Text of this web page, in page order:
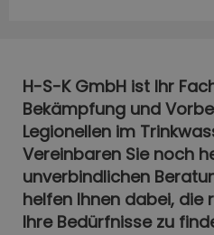
H-S-K GmbH ist Ihr
Bekämpfung und
Legionellen im
Vereinbaren Sie noch
unverbindlichen
helfen Ihnen dabei, die
Ihre Bedürfnisse zu